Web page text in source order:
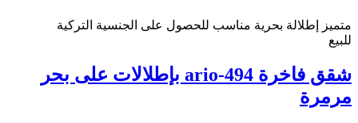
متميز إطلالة بحرية مناسب للحصول على الجنسية التركية
للبيع
شقق فاخرة 494-ario بإطلالات على بحر
مرمرة